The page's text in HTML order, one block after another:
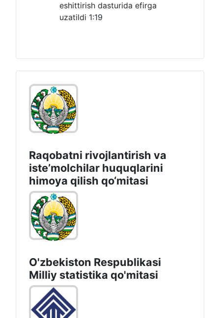
eshittirish dasturida efirga
uzatildi 1:19
Raqobatni rivojlantirish va
isteʼmolchilar huquqlarini
himoya qilish qo‘mitasi
O'zbekiston Respublikasi
Milliy statistika qo'mitasi